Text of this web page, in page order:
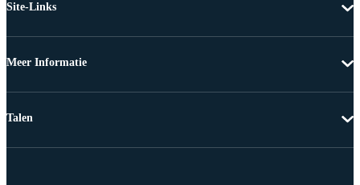
Site-Links
Meer Informatie
Talen